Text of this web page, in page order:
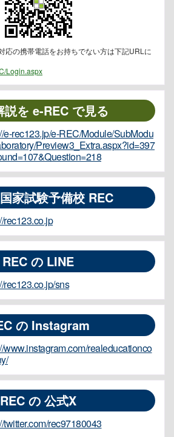
応の携帯電話をお持ちでない方は下記URLに
Login.aspx
説を e-REC で見る
e-rec123.jp/e-REC/Module/SubModu
Preview3_Extra.aspx?id=397
家試験予備校 REC
rec123.co.jp
REC の LINE
rec123.co.jp/sns
の Instagram
www.instagram.com/realeducationco
REC の 公式X
twitter.com/rec97180043